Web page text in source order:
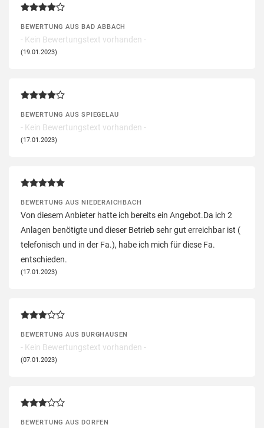
BEWERTUNG AUS BAD ABBACH
- Kein Bewertungstext vorhanden -
(19.01.2023)
BEWERTUNG AUS SPIEGELAU
- Kein Bewertungstext vorhanden -
(17.01.2023)
BEWERTUNG AUS NIEDERAICHBACH
Von diesem Anbieter hatte ich bereits ein Angebot.Da ich 2
Anlagen benötigte und dieser Betrieb sehr gut erreichbar ist (
telefonisch und in der Fa.), habe ich mich für diese Fa.
entschieden.
(17.01.2023)
BEWERTUNG AUS BURGHAUSEN
- Kein Bewertungstext vorhanden -
(07.01.2023)
BEWERTUNG AUS DORFEN